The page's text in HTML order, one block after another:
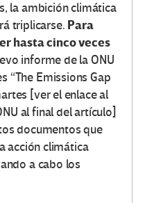
la ambición climática
triplicarse. Para
hasta cinco veces
informe de la ONU
“The Emissions Gap
[ver el enlace al
al final del artículo]
documentos que
acción climática
a cabo los